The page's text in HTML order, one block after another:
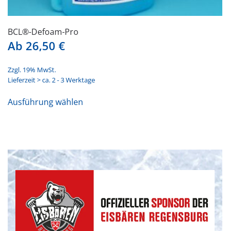
BCL®-Defoam-Pro
Ab 26,50 €
Zzgl. 19% MwSt.
Lieferzeit > ca. 2 - 3 Werktage
Ausführung wählen
auf.
Die
können
auf